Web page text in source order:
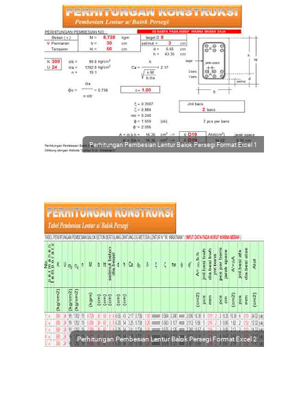
Perhitungan Pembesian Lentur Balok Persegi Format Excel 1
Perhitungan Pembesian Lentur Balok Persegi Format Excel 2